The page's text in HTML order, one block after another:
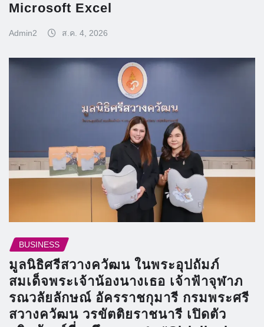
Microsoft Excel
Admin2 ส.ค. 4, 2026
BUSINESS
มูลนิธิศรีสวางควัฒน ในพระอุปถัมภ์
สมเด็จพระเจ้าน้องนางเธอ เจ้าฟ้าจุฬาภ
รณวลัยลักษณ์ อัครราชกุมารี กรมพระศรี
สวางควัฒน วรขัตติยราชนารี เปิดตัว